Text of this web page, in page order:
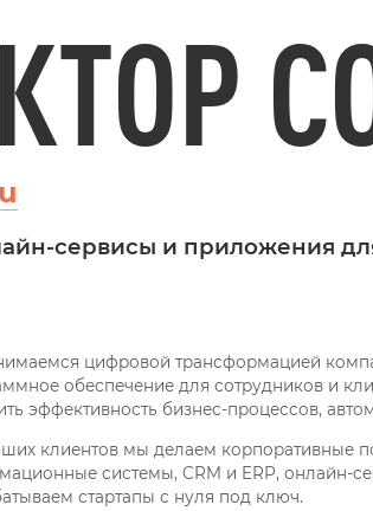
сервисы и приложения
цифровой трансформацией
обеспечение для сотрудников и
эффективность бизнес-процессов,
клиентов мы делаем корпоративные
системы, CRM и ERP, онлайн-
стартапы с нуля под ключ.